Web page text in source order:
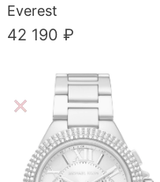
Everest
42 190 ₽